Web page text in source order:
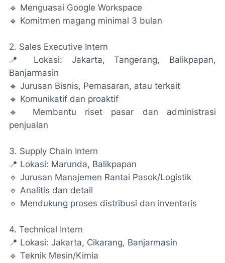
🔹 Menguasai Google Workspace
🔹 Komitmen magang minimal 3 bulan
2. Sales Executive Intern
📍 Lokasi: Jakarta, Tangerang, Balikpapan,
Banjarmasin
🔹 Jurusan Bisnis, Pemasaran, atau terkait
🔹 Komunikatif dan proaktif
🔹 Membantu riset pasar dan administrasi
penjualan
3. Supply Chain Intern
📍 Lokasi: Marunda, Balikpapan
🔹 Jurusan Manajemen Rantai Pasok/Logistik
🔹 Analitis dan detail
🔹 Mendukung proses distribusi dan inventaris
4. Technical Intern
📍 Lokasi: Jakarta, Cikarang, Banjarmasin
🔹 Teknik Mesin/Kimia